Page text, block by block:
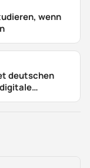
wenn
deutschen